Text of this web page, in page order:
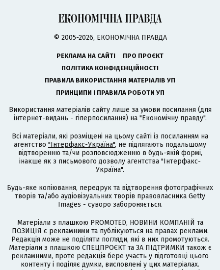
© 2005-2026, ЕКОНОМІЧНА ПРАВДА
РЕКЛАМА НА САЙТІ
ПРО ПРОЄКТ
ПОЛІТИКА КОНФІДЕНЦІЙНОСТІ
ПРАВИЛА ВИКОРИСТАННЯ МАТЕРІАЛІВ УП
ПРИНЦИПИ І ПРАВИЛА РОБОТИ УП
Використання матеріалів сайту лише за умови посилання (для
інтернет-видань - гіперпосилання) на "Економічну правду".
Всі матеріали, які розміщені на цьому сайті із посиланням на
агентство "Інтерфакс-Україна", не підлягають подальшому
відтворенню та/чи розповсюдженню в будь-якій формі,
інакше як з письмового дозволу агентства "Інтерфакс-
Україна".
Будь-яке копіювання, передрук та відтворення фотографічних
творів та/або аудіовізуальних творів правовласника Getty
Images - суворо забороняється.
Матеріали з плашкою PROMOTED, НОВИНИ КОМПАНІЙ та
ПОЗИЦІЯ є рекламними та публікуються на правах реклами.
Редакція може не поділяти погляди, які в них промотуються.
Матеріали з плашкою СПЕЦПРОЄКТ та ЗА ПІДТРИМКИ також є
рекламними, проте редакція бере участь у підготовці цього
контенту і поділяє думки, висловлені у цих матеріалах.